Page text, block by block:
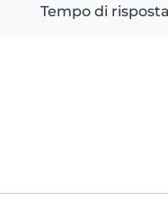
Tempo di